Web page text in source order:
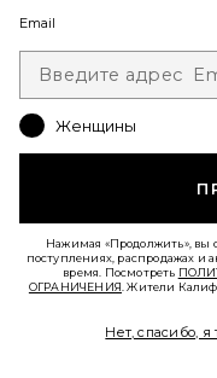
Favorite
Email
Женщины
Нажимая «Продолжить», вы
поступлениях, распродажах и
время. Посмотреть
ОГРАНИЧЕНИЯ . Жители
Нет, спасибо, я